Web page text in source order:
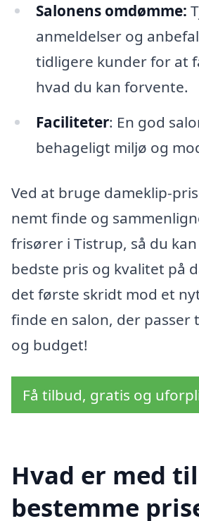
Salonens omdømme:
anmeldelser og
tidligere kunder for at
hvad du kan forvente.
Faciliteter: En god
behageligt miljø og
Ved at bruge dameklip-
nemt finde og
frisører i Tistrup, så du
bedste pris og kvalitet på
det første skridt mod et
finde en salon, der passer
og budget!
Få tilbud, gratis og
Hvad er med
bestemme